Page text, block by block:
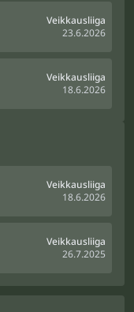
Veikkausliiga
23.6.2026
Veikkausliiga
18.6.2026
Veikkausliiga
18.6.2026
Veikkausliiga
26.7.2025